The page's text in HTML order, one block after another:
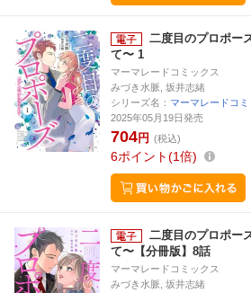
二度目のプロポー
て〜 1
マーマレードコミックス
みづき水脈, 坂井志緒
シリーズ名： マーマレードコミ
2025年05月19日発売
704円 (税込)
6ポイント 1倍
二度目のプロポー
て〜【分冊版】8話
マーマレードコミックス
みづき水脈, 坂井志緒